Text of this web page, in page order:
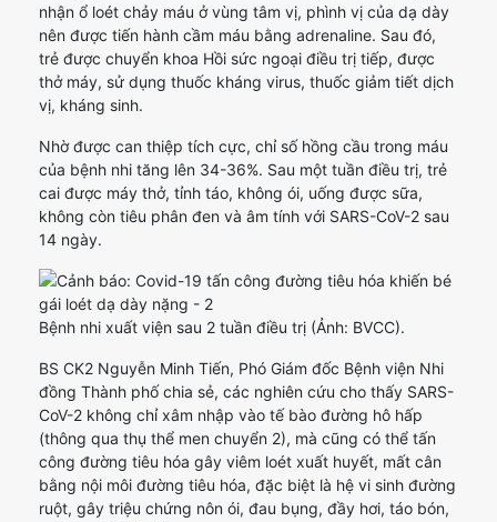
nhận ổ loét chảy máu ở vùng tâm vị, phình vị của dạ dày
nên được tiến hành cầm máu bằng adrenaline. Sau đó,
trẻ được chuyển khoa Hồi sức ngoại điều trị tiếp, được
thở máy, sử dụng thuốc kháng virus, thuốc giảm tiết dịch
vị, kháng sinh.
Nhờ được can thiệp tích cực, chỉ số hồng cầu trong máu
của bệnh nhi tăng lên 34-36%. Sau một tuần điều trị, trẻ
cai được máy thở, tỉnh táo, không ói, uống được sữa,
không còn tiêu phân đen và âm tính với SARS-CoV-2 sau
14 ngày.
Bệnh nhi xuất viện sau 2 tuần điều trị (Ảnh: BVCC).
BS CK2 Nguyễn Minh Tiến, Phó Giám đốc Bệnh viện Nhi
đồng Thành phố chia sẻ, các nghiên cứu cho thấy SARS-
CoV-2 không chỉ xâm nhập vào tế bào đường hô hấp
(thông qua thụ thể men chuyển 2), mà cũng có thể tấn
công đường tiêu hóa gây viêm loét xuất huyết, mất cân
bằng nội môi đường tiêu hóa, đặc biệt là hệ vi sinh đường
ruột, gây triệu chứng nôn ói, đau bụng, đầy hơi, táo bón,